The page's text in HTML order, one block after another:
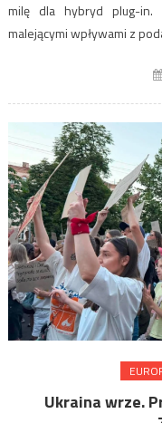
milę dla hybryd plug-in.
malejącymi wpływami z
Ukraina wrze.